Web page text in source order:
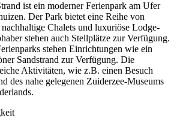
ist ein moderner Ferienpark am Ufer
Der Park bietet eine Reihe von
Chalets und luxuriöse Lodge-
stehen auch Stellplätze zur Verfügung.
stehen Einrichtungen wie ein
Sandstrand zur Verfügung. Die
Aktivitäten, wie z.B. einen Besuch
des nahe gelegenen Zuiderzee-Museums